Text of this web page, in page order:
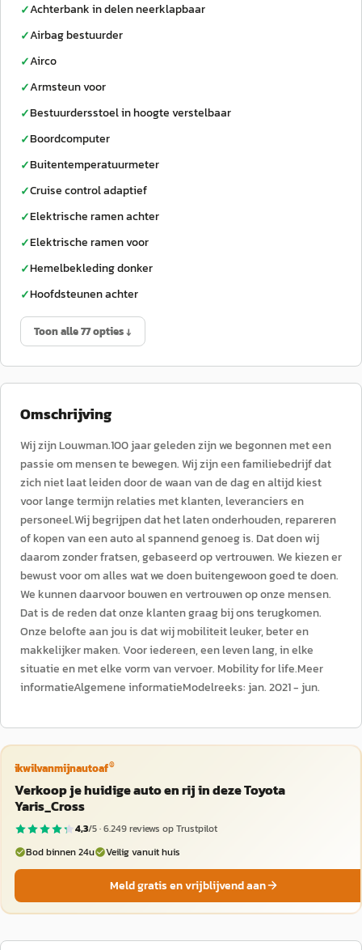
✓Achterbank in delen neerklapbaar
✓Airbag bestuurder
✓Airco
✓Armsteun voor
✓Bestuurdersstoel in hoogte verstelbaar
✓Boordcomputer
✓Buitentemperatuurmeter
✓Cruise control adaptief
✓Elektrische ramen achter
✓Elektrische ramen voor
✓Hemelbekleding donker
✓Hoofdsteunen achter
Toon alle 77 opties ↓
Omschrijving
Wij zijn Louwman.100 jaar geleden zijn we begonnen met een
passie om mensen te bewegen. Wij zijn een familiebedrijf dat
zich niet laat leiden door de waan van de dag en altijd kiest
voor lange termijn relaties met klanten, leveranciers en
personeel.Wij begrijpen dat het laten onderhouden, repareren
of kopen van een auto al spannend genoeg is. Dat doen wij
daarom zonder fratsen, gebaseerd op vertrouwen. We kiezen er
bewust voor om alles wat we doen buitengewoon goed te doen.
We kunnen daarvoor bouwen en vertrouwen op onze mensen.
Dat is de reden dat onze klanten graag bij ons terugkomen.
Onze belofte aan jou is dat wij mobiliteit leuker, beter en
makkelijker maken. Voor iedereen, een leven lang, in elke
situatie en met elke vorm van vervoer. Mobility for life.Meer
informatieAlgemene informatieModelreeks: jan. 2021 - jun.
ikwilvanmijnautoaf®
Verkoop je huidige auto en rij in deze Toyota
Yaris_Cross
4,3/5 ·6.249reviews op Trustpilot
Bod binnen 24u
Veilig vanuit huis
Meld gratis en vrijblijvend aan